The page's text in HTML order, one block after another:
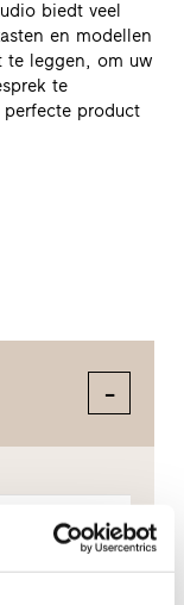
biedt veel
en modellen
te leggen, om uw
te
product